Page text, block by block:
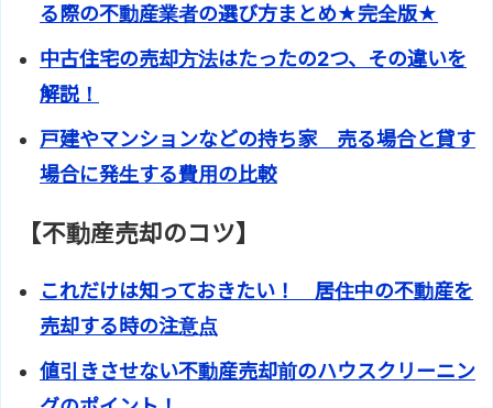
る際の不動産業者の選び方まとめ★完全版★
中古住宅の売却方法はたったの2つ、その違いを
解説！
戸建やマンションなどの持ち家 売る場合と貸す
場合に発生する費用の比較
【不動産売却のコツ】
これだけは知っておきたい！ 居住中の不動産を
売却する時の注意点
値引きさせない不動産売却前のハウスクリーニン